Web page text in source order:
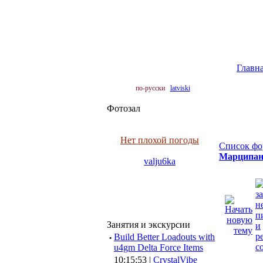
по-русски latviski
Фотозал
Нет плохой погоды
valju6ka
Занятия и экскурсии
· Build Better Loadouts with
u4gm Delta Force Items
10:15:53 | CrystalVibe
Список